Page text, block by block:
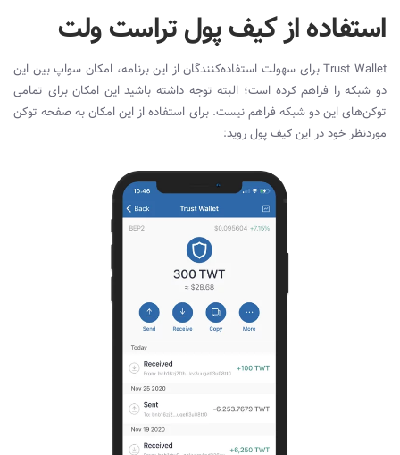
استفاده از کیف پول تراست ولت
Trust Walletبرای سهولت استفاده‌کنندگان از این برنامه، امکان سواپ بین این
دو شبکه را فراهم کرده است؛ البته توجه داشته باشید این امکان برای تمامی
توکن‌های این دو شبکه فراهم نیست. برای استفاده از این امکان به صفحه توکن
موردنظر خود در این کیف پول روید: